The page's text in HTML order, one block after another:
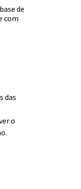
de
com
das
o